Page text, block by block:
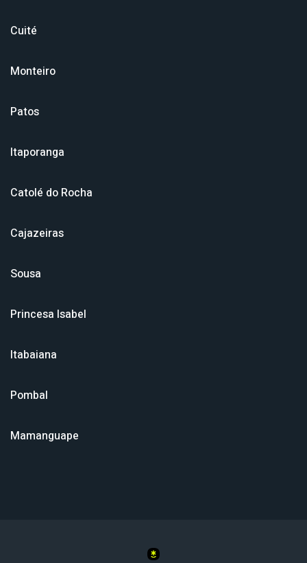
Cuité
Monteiro
Patos
Itaporanga
Catolé do Rocha
Cajazeiras
Sousa
Princesa Isabel
Itabaiana
Pombal
Mamanguape